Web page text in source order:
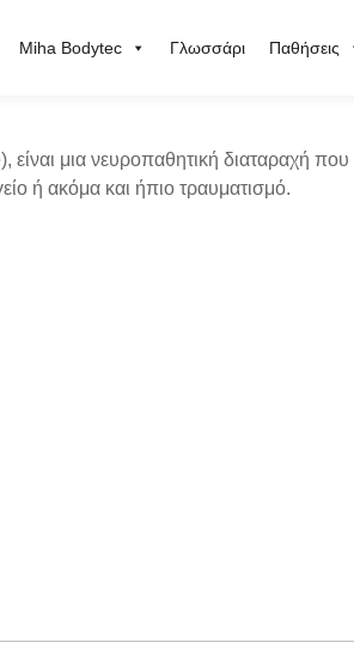
Miha Bodytec Γλωσσάρι Παθήσεις
, είναι μια νευροπαθητική διαταραχή που
ή ακόμα και ήπιο τραυματισμό.